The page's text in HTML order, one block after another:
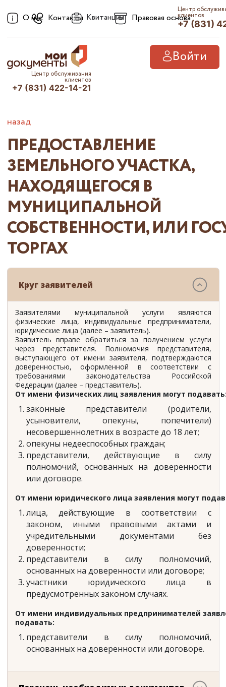
О нас Контакты Квитанции Правовая основа
Центр
клиентов
+7 (831)
Войти
Центр обслуживания
клиентов
+7 (831) 422-14-21
назад
ПРЕДОСТАВЛЕНИЕ
ЗЕМЕЛЬНОГО УЧАСТКА,
НАХОДЯЩЕГОСЯ В
МУНИЦИПАЛЬНОЙ
СОБСТВЕННОСТИ, ИЛИ
ТОРГАХ
Круг заявителей
Заявителями муниципальной услуги являются
физические лица, индивидуальные предприниматели,
юридические лица (далее – заявитель).
Заявитель вправе обратиться за получением услуги
через представителя. Полномочия представителя,
выступающего от имени заявителя, подтверждаются
доверенностью, оформленной в соответствии с
требованиями законодательства Российской
Федерации (далее – представитель).
От имени физических лиц заявления могут
законные представители (родители,
усыновители, опекуны, попечители)
несовершеннолетних в возрасте до 18 лет;
опекуны недееспособных граждан;
представители, действующие в силу
полномочий, основанных на доверенности
или договоре.
От имени юридического лица заявления могут
лица, действующие в соответствии с
законом, иными правовыми актами и
учредительными документами без
доверенности;
представители в силу полномочий,
основанных на доверенности или договоре;
участники юридического лица в
предусмотренных законом случаях.
От имени индивидуальных предпринимателей
подавать:
представители в силу полномочий,
основанных на доверенности или договоре.